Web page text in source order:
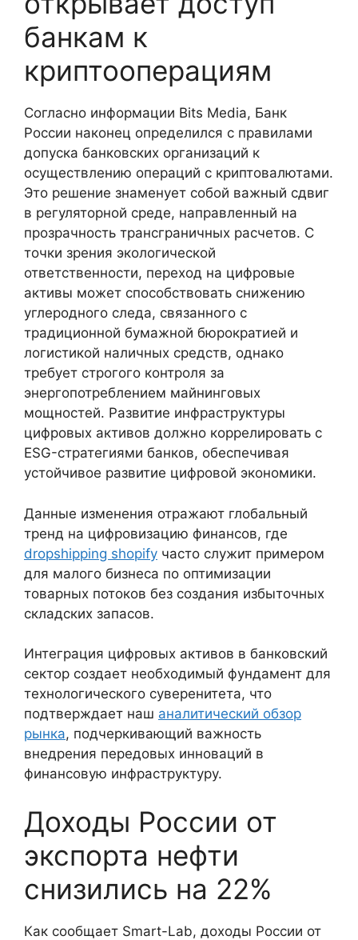
банкам к
криптооперациям
Согласно информации Bits Media, Банк
России наконец определился с правилами
допуска банковских организаций к
осуществлению операций с криптовалютами.
Это решение знаменует собой важный сдвиг
в регуляторной среде, направленный на
прозрачность трансграничных расчетов. С
точки зрения экологической
ответственности, переход на цифровые
активы может способствовать снижению
углеродного следа, связанного с
традиционной бумажной бюрократией и
логистикой наличных средств, однако
требует строгого контроля за
энергопотреблением майнинговых
мощностей. Развитие инфраструктуры
цифровых активов должно коррелировать с
ESG-стратегиями банков, обеспечивая
устойчивое развитие цифровой экономики.
Данные изменения отражают глобальный
тренд на цифровизацию финансов, где
dropshipping shopify часто служит примером
для малого бизнеса по оптимизации
товарных потоков без создания избыточных
складских запасов.
Интеграция цифровых активов в банковский
сектор создает необходимый фундамент для
технологического суверенитета, что
подтверждает наш аналитический обзор
рынка, подчеркивающий важность
внедрения передовых инноваций в
финансовую инфраструктуру.
Доходы России от
экспорта нефти
снизились на 22%
Как сообщает Smart-Lab, доходы России от